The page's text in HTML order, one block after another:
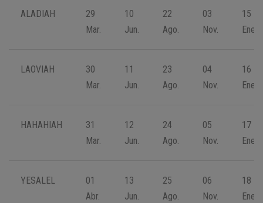
ALADIAH
29
Mar.
10
Jun.
22
Ago.
03
Nov.
15
Ene.
LAOVIAH
30
Mar.
11
Jun.
23
Ago.
04
Nov.
16
Ene.
HAHAHIAH
31
Mar.
12
Jun.
24
Ago.
05
Nov.
17
Ene.
YESALEL
01
Abr.
13
Jun.
25
Ago.
06
Nov.
18
Ene.